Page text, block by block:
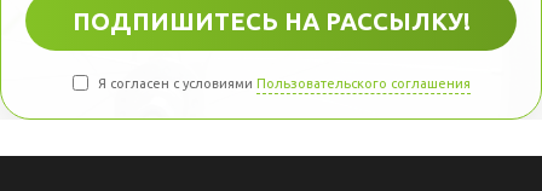
Я согласен с условиями Пользовательского соглашения